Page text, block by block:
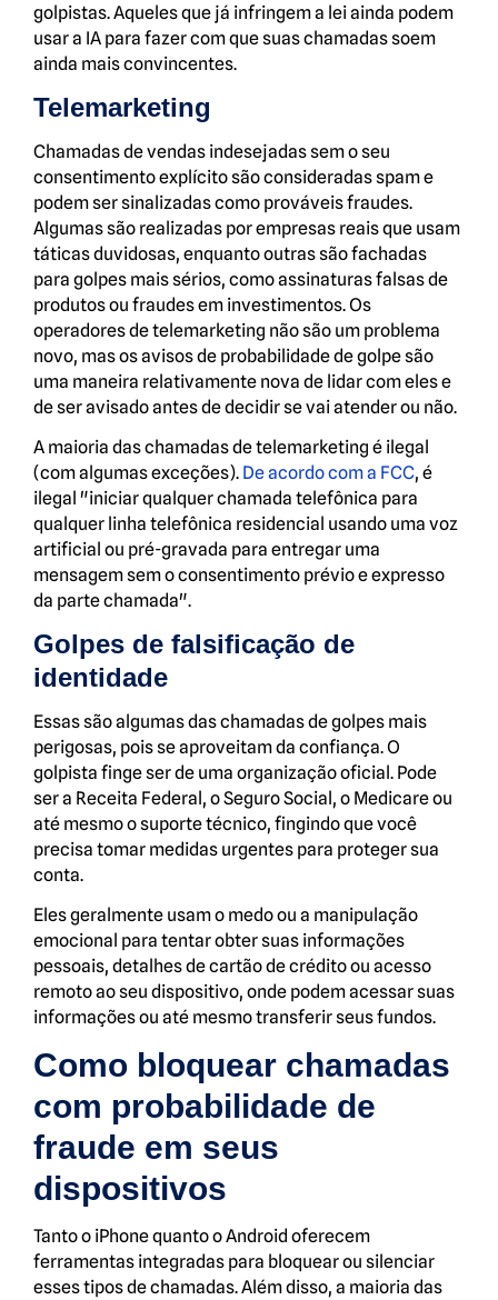
golpistas. Aqueles que já infringem a lei ainda podem
usar a IA para fazer com que suas chamadas soem
ainda mais convincentes.
Telemarketing
Chamadas de vendas indesejadas sem o seu
consentimento explícito são consideradas spam e
podem ser sinalizadas como prováveis fraudes.
Algumas são realizadas por empresas reais que usam
táticas duvidosas, enquanto outras são fachadas
para golpes mais sérios, como assinaturas falsas de
produtos ou fraudes em investimentos. Os
operadores de telemarketing não são um problema
novo, mas os avisos de probabilidade de golpe são
uma maneira relativamente nova de lidar com eles e
de ser avisado antes de decidir se vai atender ou não.
A maioria das chamadas de telemarketing é ilegal
(com algumas exceções). De acordo com a FCC, é
ilegal "iniciar qualquer chamada telefônica para
qualquer linha telefônica residencial usando uma voz
artificial ou pré-gravada para entregar uma
mensagem sem o consentimento prévio e expresso
da parte chamada".
Golpes de falsificação de
identidade
Essas são algumas das chamadas de golpes mais
perigosas, pois se aproveitam da confiança. O
golpista finge ser de uma organização oficial. Pode
ser a Receita Federal, o Seguro Social, o Medicare ou
até mesmo o suporte técnico, fingindo que você
precisa tomar medidas urgentes para proteger sua
conta.
Eles geralmente usam o medo ou a manipulação
emocional para tentar obter suas informações
pessoais, detalhes de cartão de crédito ou acesso
remoto ao seu dispositivo, onde podem acessar suas
informações ou até mesmo transferir seus fundos.
Como bloquear chamadas
com probabilidade de
fraude em seus
dispositivos
Tanto o iPhone quanto o Android oferecem
ferramentas integradas para bloquear ou silenciar
esses tipos de chamadas. Além disso, a maioria das